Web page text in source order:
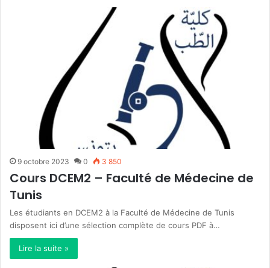
9 octobre 2023 0 3 850
Cours DCEM2 – Faculté de Médecine de
Tunis
Les étudiants en DCEM2 à la Faculté de Médecine de Tunis
disposent ici d’une sélection complète de cours PDF à…
Lire la suite »